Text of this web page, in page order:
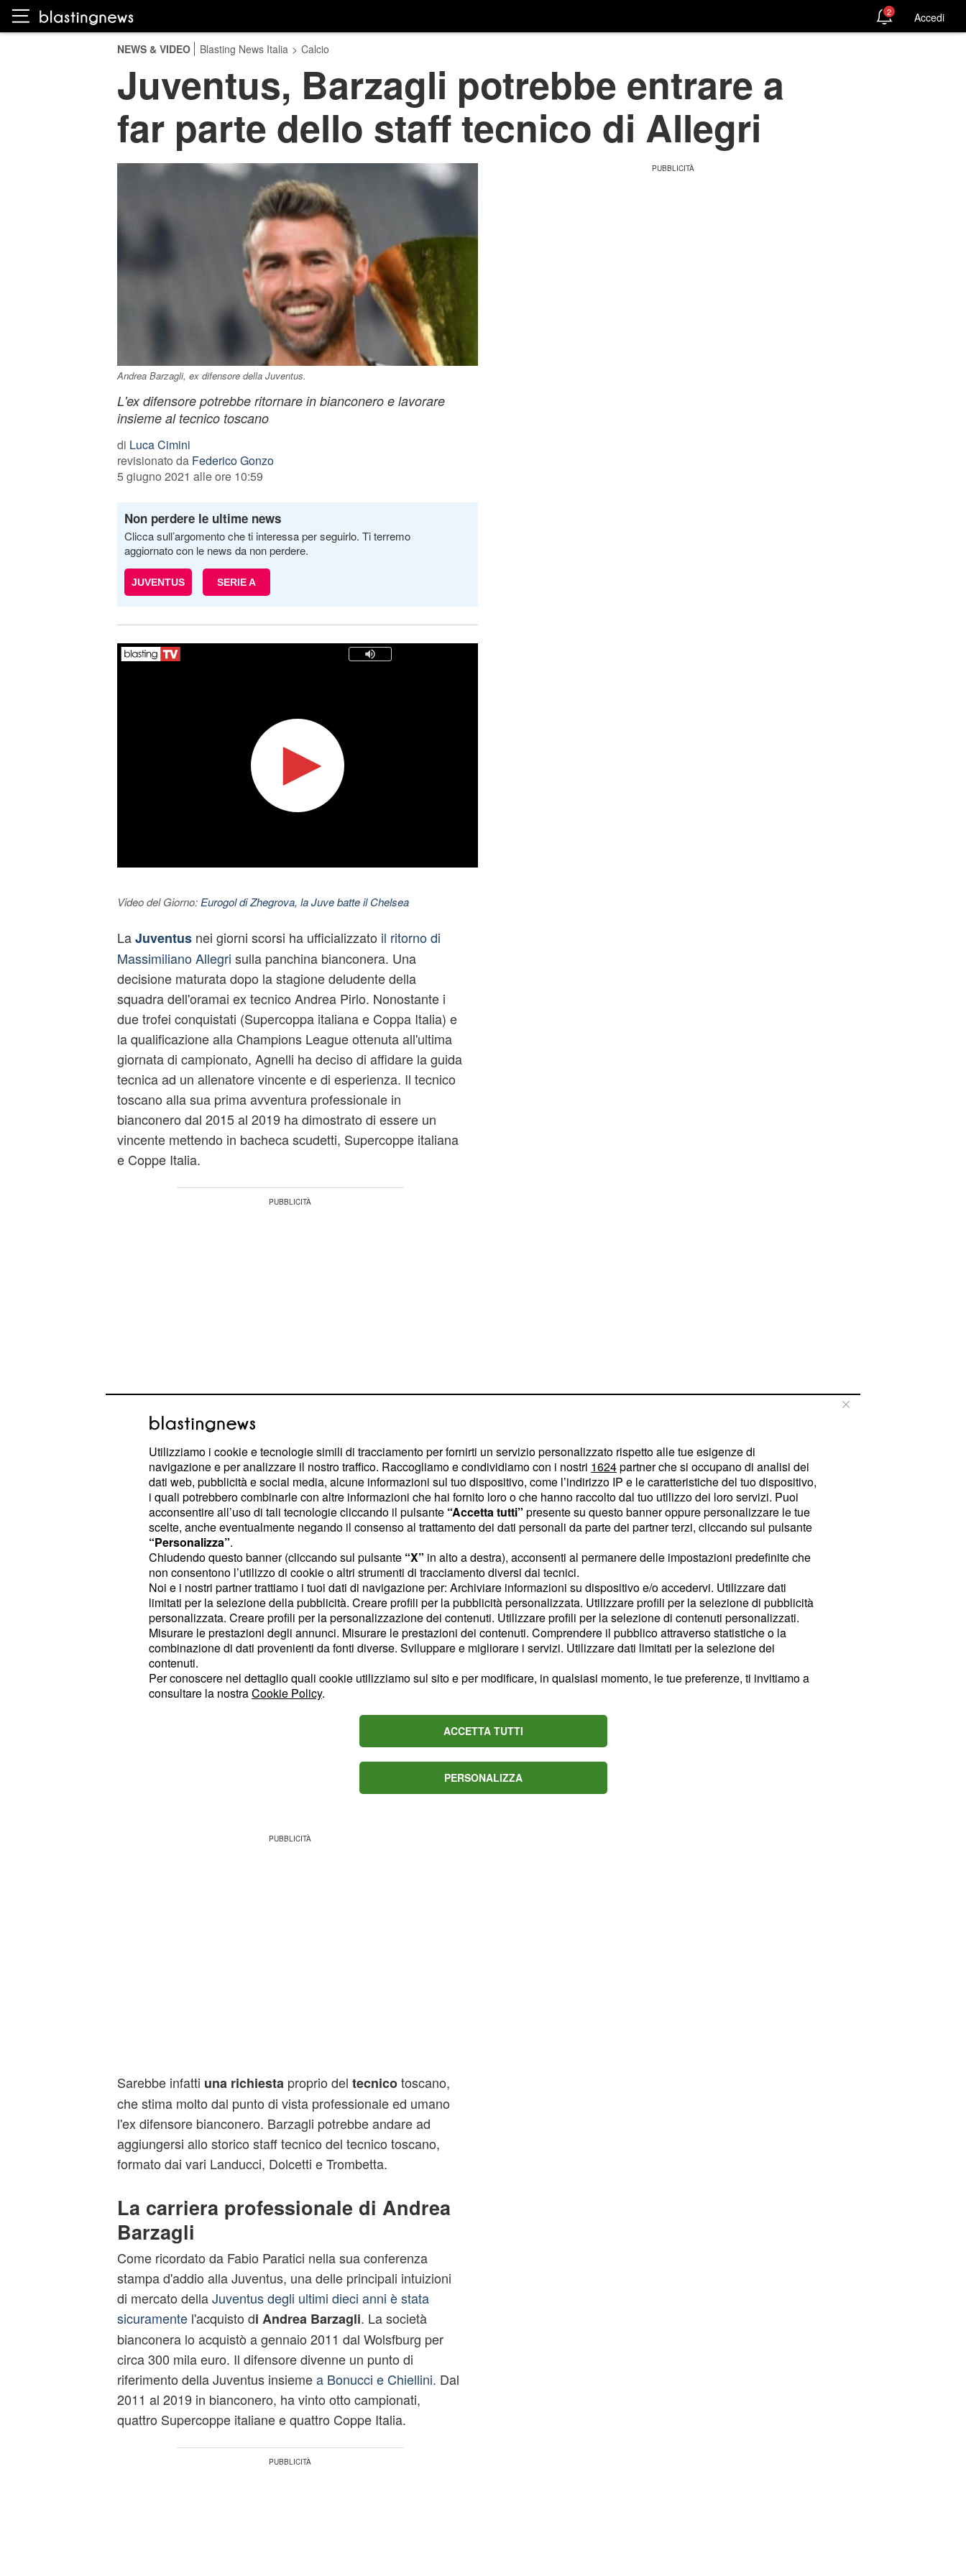
2 Accedi
NEWS & VIDEO Blasting News Italia > Calcio
Juventus, Barzagli potrebbe entrare a
far parte dello staff tecnico di Allegri
Andrea Barzagli, ex difensore della Juventus.
L'ex difensore potrebbe ritornare in bianconero e lavorare
insieme al tecnico toscano
di Luca Cimini
revisionato da Federico Gonzo
5 giugno 2021 alle ore 10:59
Non perdere le ultime news
Clicca sull’argomento che ti interessa per seguirlo. Ti terremo
aggiornato con le news da non perdere.
JUVENTUS SERIE A
Video del Giorno: Eurogol di Zhegrova, la Juve batte il Chelsea
LaJuventusnei giorni scorsi ha ufficializzato il ritorno di
Massimiliano Allegri sulla panchina bianconera. Una
decisione maturata dopo la stagione deludente della
squadra dell'oramai ex tecnico Andrea Pirlo. Nonostante i
due trofei conquistati (Supercoppa italiana e Coppa Italia) e
la qualificazione alla Champions League ottenuta all'ultima
giornata di campionato, Agnelli ha deciso di affidare la guida
tecnica ad un allenatore vincente e di esperienza. Il tecnico
toscano alla sua prima avventura professionale in
bianconero dal 2015 al 2019 ha dimostrato di essere un
vincente mettendo in bacheca scudetti, Supercoppe italiana
e Coppe Italia.
Potrebbe esserciperò un altro gradito ritorno alla Juventus
dopo quello di Massimiliano Allegri. Secondo le ultime
indiscrezioni di mercato il tecnico toscano vorrebbe nel suo
staff tecnicoAndrea Barzagli: l'ex difensore potrebbe
essere molto utile come allenatore della fase difensiva.
Fra l'altro Barzagli ha già lavorato in uno staff tecnico, in
quello di Maurizio Sarri nella stagione 2019-2020. La sua
esperienza professionale da collaboratore di Sarri però durò
pochi mesi in quanto decise di godersi la famiglia. Dopo una
pausa durata più di un anno, Barzagli potrebbe far ritorno
alla Continassa da collaboratore di Allegri.
Barzagli possibile collaboratore di
Sarebbe infatti una richiesta proprio del tecnicotoscano,
che stima molto dal punto di vista professionale ed umano
l'ex difensore bianconero. Barzagli potrebbe andare ad
aggiungersi allo storico staff tecnico del tecnico toscano,
formato dai vari Landucci, Dolcetti e Trombetta.
La carriera professionale di Andrea
Barzagli
Come ricordato da Fabio Paratici nella sua conferenza
stampa d'addio alla Juventus, una delle principali intuizioni
di mercato dellaJuventus degli ultimi dieci anni è stata
sicuramentel'acquisto di Andrea Barzagli. La società
bianconera lo acquistò a gennaio 2011 dal Wolsfburg per
circa 300 mila euro. Il difensore divenne un punto di
riferimento della Juventus insiemea Bonucci e Chiellini. Dal
2011 al 2019 in bianconero, ha vinto otto campionati,
quattro Supercoppe italiane e quattro Coppe Italia.
Utilizziamo i cookie e tecnologie simili di tracciamento per fornirti un servizio personalizzato rispetto alle tue esigenze di
navigazione e per analizzare il nostro traffico. Raccogliamo e condividiamo con i nostri 1624partner che si occupano di analisi dei
dati web, pubblicità e social media, alcune informazioni sul tuo dispositivo, come l’indirizzo IP e le caratteristiche del tuo dispositivo,
i quali potrebbero combinarle con altre informazioni che hai fornito loro o che hanno raccolto dal tuo utilizzo dei loro servizi. Puoi
acconsentire all’uso di tali tecnologie cliccando il pulsante “Accetta tutti” presente su questo banner oppure personalizzare le tue
scelte, anche eventualmente negando il consenso al trattamento dei dati personali da parte dei partner terzi, cliccando sul pulsante
“Personalizza”.
Chiudendo questo banner (cliccando sul pulsante “X” in alto a destra), acconsenti al permanere delle impostazioni predefinite che
non consentono l’utilizzo di cookie o altri strumenti di tracciamento diversi dai tecnici.
Noi e i nostri partner trattiamo i tuoi dati di navigazione per: Archiviare informazioni su dispositivo e/o accedervi. Utilizzare dati
limitati per la selezione della pubblicità. Creare profili per la pubblicità personalizzata. Utilizzare profili per la selezione di pubblicità
personalizzata. Creare profili per la personalizzazione dei contenuti. Utilizzare profili per la selezione di contenuti personalizzati.
Misurare le prestazioni degli annunci. Misurare le prestazioni dei contenuti. Comprendere il pubblico attraverso statistiche o la
combinazione di dati provenienti da fonti diverse. Sviluppare e migliorare i servizi. Utilizzare dati limitati per la selezione dei
contenuti.
Per conoscere nel dettaglio quali cookie utilizziamo sul sito e per modificare, in qualsiasi momento, le tue preferenze, ti invitiamo a
consultare la nostraCookie Policy.
ACCETTA TUTTI
PERSONALIZZA